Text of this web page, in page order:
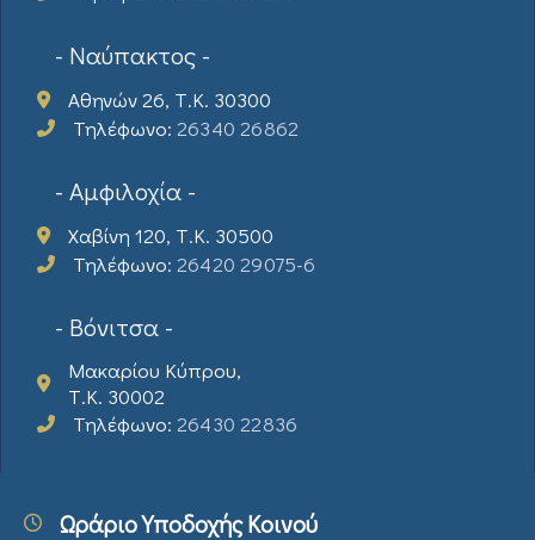
- Ναύπακτος -
Αθηνών 26, Τ.Κ. 30300
Τηλέφωνο: 26340 26862
- Αμφιλοχία -
Χαβίνη 120, Τ.Κ. 30500
Τηλέφωνο: 26420 29075-6
- Βόνιτσα -
Μακαρίου Κύπρου,
Τ.Κ. 30002
Τηλέφωνο: 26430 22836
Ωράριο Υποδοχής Κοινού